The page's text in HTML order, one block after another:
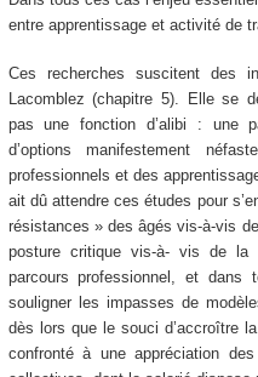
entre apprentissage et activité de
Ces recherches suscitent des
Lacomblez (chapitre 5). Elle se
pas une fonction d’alibi : une
d’options manifestement
professionnels et des
ait dû attendre ces études pour
résistances » des âgés vis-à-vis
posture critique vis-à- vis de
parcours professionnel, et dans
souligner les impasses de
dès lors que le souci d’accroître
confronté à une appréciation